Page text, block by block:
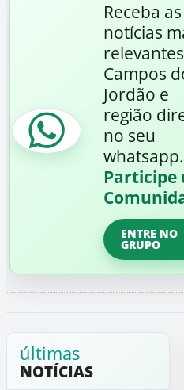
Receba as
notícias
Campos
Jordão e
região
no seu
whatsapp.
Participe
ENTRE NO
GRUPO
últimas
NOTÍCIAS